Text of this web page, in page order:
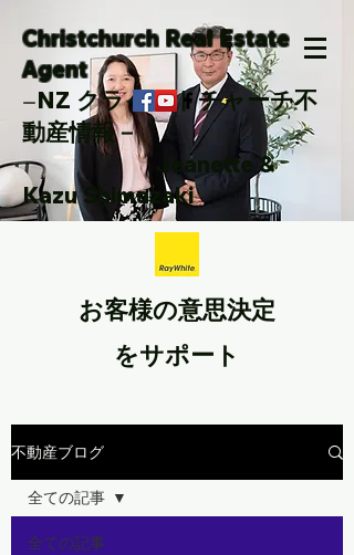
Christchurch Real Estate
Agent
ーNZ クライストチャーチ不
動産情報－
Jeanette &
Kazu Shimazaki
お客様の意思決定
をサポート
不動産ブログ
全ての記事
全ての記事